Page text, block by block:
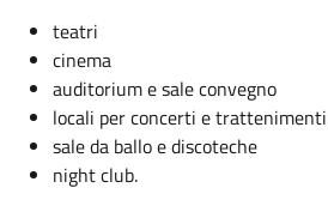
teatri
cinema
auditorium e sale convegno
locali per concerti e
sale da ballo e discoteche
night club.